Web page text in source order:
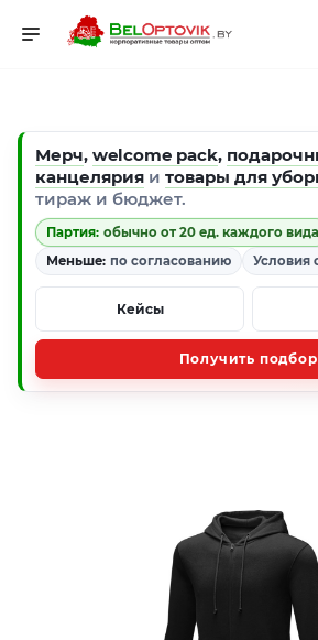
Мерч, welcome pack,
канцелярия и товары для
тираж и бюджет.
Партия: обычно от 20 ед. каждого вида
Меньше: по согласованию Условия
Кейсы
Получить подбор